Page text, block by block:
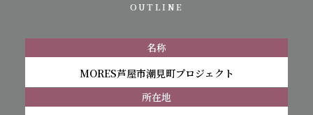
OUTLINE
名称
MORES芦屋市潮見町プロジェクト
所在地